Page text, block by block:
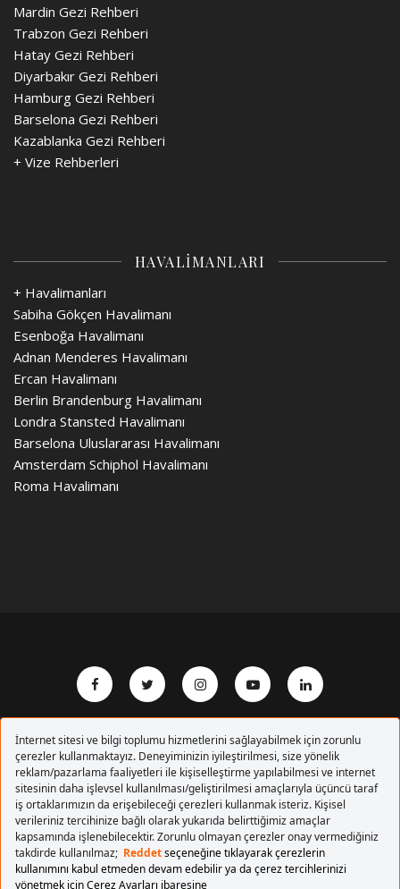
Mardin Gezi Rehberi
Trabzon Gezi Rehberi
Hatay Gezi Rehberi
Diyarbakır Gezi Rehberi
Hamburg Gezi Rehberi
Barselona Gezi Rehberi
Kazablanka Gezi Rehberi
+ Vize Rehberleri
HAVALİMANLARI
+ Havalimanları
Sabiha Gökçen Havalimanı
Esenboğa Havalimanı
Adnan Menderes Havalimanı
Ercan Havalimanı
Berlin Brandenburg Havalimanı
Londra Stansted Havalimanı
Barselona Uluslararası Havalimanı
Amsterdam Schiphol Havalimanı
Roma Havalimanı
Copyrights 2017 Pegasus Hava Yolları. Tüm hakları
saklıdır.